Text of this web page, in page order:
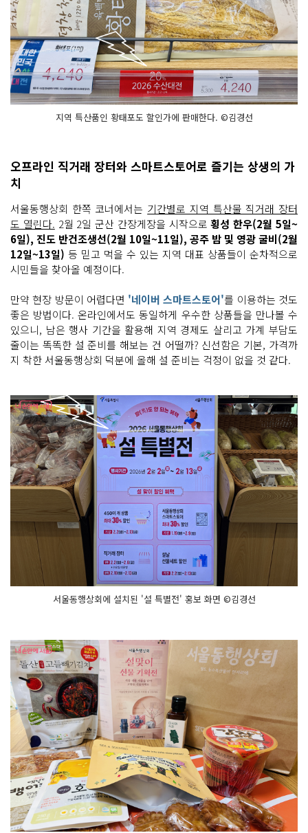
지역 특산품인 황태포도 할인가에 판매한다. ©김경선
오프라인 직거래 장터와 스마트스토어로 즐기는 상생의 가
치
서울동행상회 한쪽 코너에서는 기간별로 지역 특산물 직거래 장터
도 열린다. 2월 2일 군산 간장게장을 시작으로횡성 한우(2월 5일~
6일), 진도 반건조생선(2월 10일~11일), 공주 밤 및 영광 굴비(2월
12일~13일) 등 믿고 먹을 수 있는 지역 대표 상품들이 순차적으로
시민들을 찾아올 예정이다.
만약 현장 방문이 어렵다면 '네이버 스마트스토어'를 이용하는 것도
좋은 방법이다. 온라인에서도 동일하게 우수한 상품들을 만나볼 수
있으니, 남은 행사 기간을 활용해 지역 경제도 살리고 가계 부담도
줄이는 똑똑한 설 준비를 해보는 건 어떨까? 신선함은 기본, 가격까
지 착한 서울동행상회 덕분에 올해 설 준비는 걱정이 없을 것 같다.
서울동행상회에 설치된 '설 특별전' 홍보 화면 ©김경선